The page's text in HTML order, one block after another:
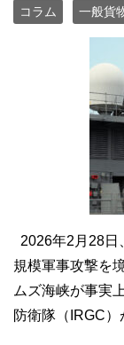
コラム 一般貨
2026年2月28日
規模軍事攻撃を
ムズ海峡が事実
防衛隊（IRGC）